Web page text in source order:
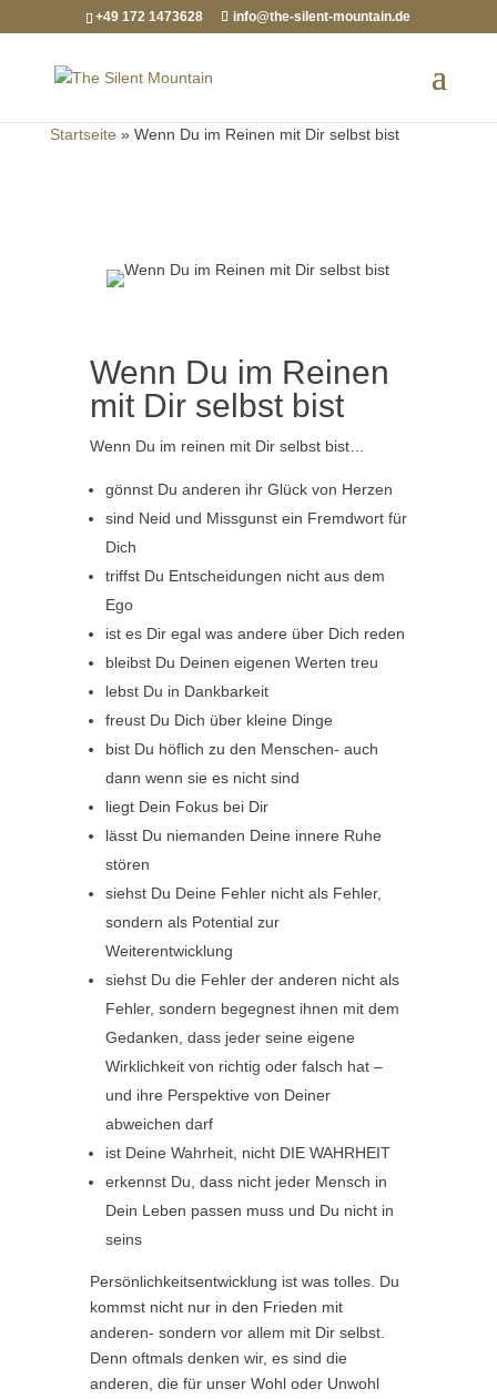
+49 172 1473628 info@the-silent-mountain.de
Startseite » Wenn Du im Reinen mit Dir selbst bist
Wenn Du im Reinen
mit Dir selbst bist
Wenn Du im reinen mit Dir selbst bist…
gönnst Du anderen ihr Glück von Herzen
sind Neid und Missgunst ein Fremdwort für
Dich
triffst Du Entscheidungen nicht aus dem
Ego
ist es Dir egal was andere über Dich reden
bleibst Du Deinen eigenen Werten treu
lebst Du in Dankbarkeit
freust Du Dich über kleine Dinge
bist Du höflich zu den Menschen- auch
dann wenn sie es nicht sind
liegt Dein Fokus bei Dir
lässt Du niemanden Deine innere Ruhe
stören
siehst Du Deine Fehler nicht als Fehler,
sondern als Potential zur
Weiterentwicklung
siehst Du die Fehler der anderen nicht als
Fehler, sondern begegnest ihnen mit dem
Gedanken, dass jeder seine eigene
Wirklichkeit von richtig oder falsch hat –
und ihre Perspektive von Deiner
abweichen darf
ist Deine Wahrheit, nicht DIE WAHRHEIT
erkennst Du, dass nicht jeder Mensch in
Dein Leben passen muss und Du nicht in
seins
Persönlichkeitsentwicklung ist was tolles. Du
kommst nicht nur in den Frieden mit
anderen- sondern vor allem mit Dir selbst.
Denn oftmals denken wir, es sind die
anderen, die für unser Wohl oder Unwohl